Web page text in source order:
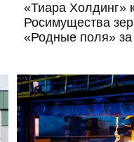
«Тиара Холдинг»
Росимущества
«Родные поля»